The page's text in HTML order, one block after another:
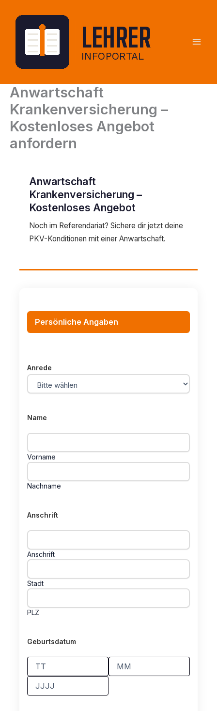
Inhalt
springen
Anwartschaft
Krankenversicherung –
Kostenloses Angebot
anfordern
Anwartschaft
Krankenversicherung –
Kostenloses Angebot
Noch im Referendariat? Sichere dir jetzt deine
PKV-Konditionen mit einer Anwartschaft.
Persönliche Angaben
Anrede
Name
Vorname
Nachname
Anschrift
Anschrift
Stadt
PLZ
Geburtsdatum
Tag Monat